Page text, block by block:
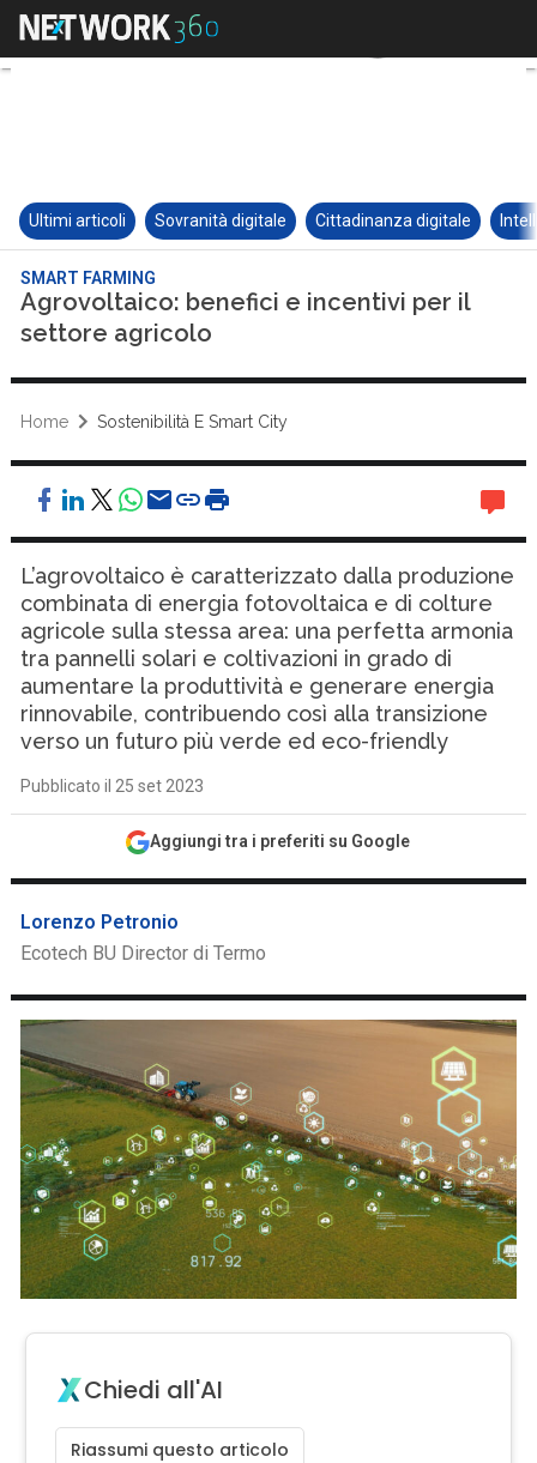
Ultimi articoli Sovranità digitale Cittadinanza digitale
SMART FARMING
Agrovoltaico: benefici e incentivi per il
settore agricolo
Home Sostenibilità E Smart City
L’agrovoltaico è caratterizzato dalla produzione
combinata di energia fotovoltaica e di colture
agricole sulla stessa area: una perfetta armonia
tra pannelli solari e coltivazioni in grado di
aumentare la produttività e generare energia
rinnovabile, contribuendo così alla transizione
verso un futuro più verde ed eco-friendly
Pubblicato il 25 set 2023
Aggiungi tra i preferiti su Google
Lorenzo Petronio
Ecotech BU Director di Termo
Chiedi all'AI
Riassumi questo articolo